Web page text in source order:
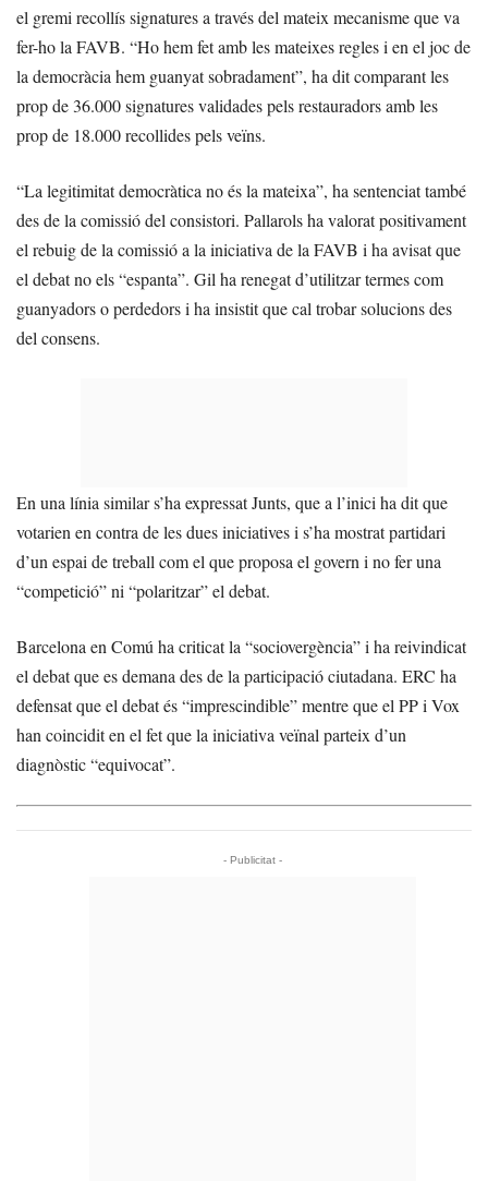
el gremi recollís signatures a través del mateix mecanisme que va
fer-ho la FAVB. “Ho hem fet amb les mateixes regles i en el joc de
la democràcia hem guanyat sobradament”, ha dit comparant les
prop de 36.000 signatures validades pels restauradors amb les
prop de 18.000 recollides pels veïns.
“La legitimitat democràtica no és la mateixa”, ha sentenciat també
des de la comissió del consistori. Pallarols ha valorat positivament
el rebuig de la comissió a la iniciativa de la FAVB i ha avisat que
el debat no els “espanta”. Gil ha renegat d’utilitzar termes com
guanyadors o perdedors i ha insistit que cal trobar solucions des
del consens.
En una línia similar s’ha expressat Junts, que a l’inici ha dit que
votarien en contra de les dues iniciatives i s’ha mostrat partidari
d’un espai de treball com el que proposa el govern i no fer una
“competició” ni “polaritzar” el debat.
Barcelona en Comú ha criticat la “sociovergència” i ha reivindicat
el debat que es demana des de la participació ciutadana. ERC ha
defensat que el debat és “imprescindible” mentre que el PP i Vox
han coincidit en el fet que la iniciativa veïnal parteix d’un
diagnòstic “equivocat”.
- Publicitat -